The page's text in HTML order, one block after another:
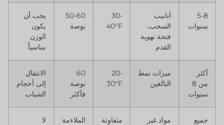
5-8
سنوات
أنابيب
السحب،
فتحة تهوية
القدم
30-
40°F
50-60
بوصة
يجب أن
يكون
الوزن
مناسباً
أكثر
من 8
سنوات
ميزات نمط
البالغين
20-
30°F
60
بوصة
فأكثر
الانتقال
إلى أحجام
الشباب
جميع
مواد غير
متفاوتة
الملاءمة
لا